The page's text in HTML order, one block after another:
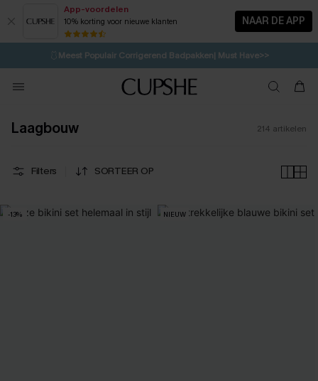
App-voordelen
10% korting voor nieuwe klanten NAAR DE APP
⚡️LAATSTE KANS | Tot 50% korting>>
🩱Meest Populair Corrigerend Badpakken| Must Have>>
💌Abonneer je & ontvang tot 15% korting>>
Koop 3, krijg 15% korting | CODE: SW15
Laagbouw 214 artikelen
Filters SORTEER OP
-13% NIEUW